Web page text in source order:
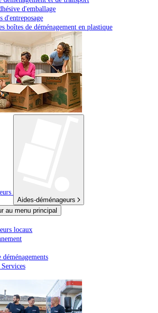
d'emballage
d'entreposage
boîtes de déménagement en plastique
Aides-déménageurs
au menu principal
locaux
déménagements
Services